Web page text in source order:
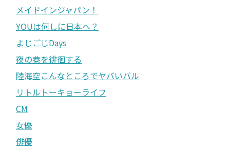
メイドインジャパン！
YOUは何しに日本へ？
よじごじDays
夜の巷を徘徊する
陸海空こんなところでヤバいバル
リトルトーキョーライフ
CM
女優
俳優